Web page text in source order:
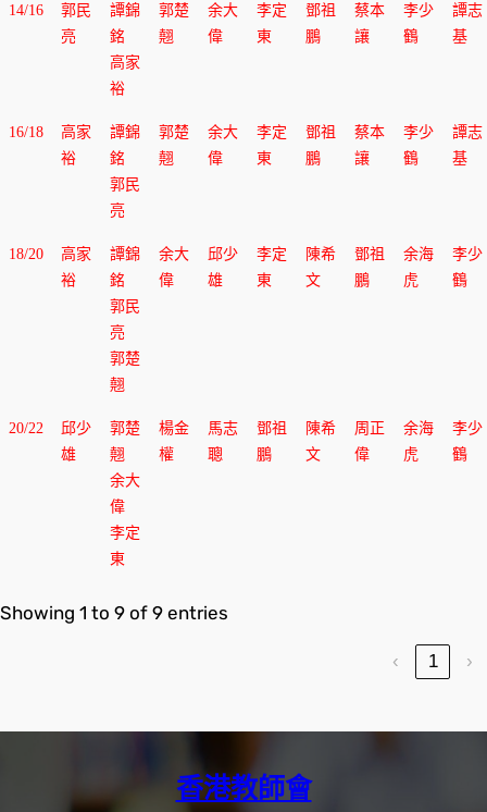
14/16
郭民
亮
譚錦
銘
高家
裕
郭楚
翹
余大
偉
李定
東
鄧祖
鵬
蔡本
讓
李少
鶴
譚志
基
16/18
高家
裕
譚錦
銘
郭民
亮
郭楚
翹
余大
偉
李定
東
鄧祖
鵬
蔡本
讓
李少
鶴
譚志
基
18/20
高家
裕
譚錦
銘
郭民
亮
郭楚
翹
余大
偉
邱少
雄
李定
東
陳希
文
鄧祖
鵬
余海
虎
李少
鶴
20/22
邱少
雄
郭楚
翹
余大
偉
李定
東
楊金
權
馬志
聰
鄧祖
鵬
陳希
文
周正
偉
余海
虎
李少
鶴
Showing 1 to 9 of 9 entries
‹ 1 ›
香港教師會